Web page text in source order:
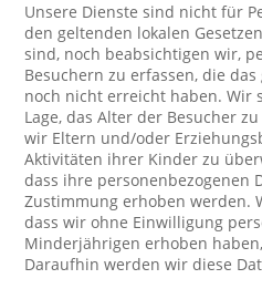
Unsere Dienste sind nicht für
den geltenden lokalen
sind, noch beabsichtigen wir,
Besuchern zu erfassen, die
noch nicht erreicht haben. Wir
Lage, das Alter der Besucher
wir Eltern und/oder
Aktivitäten ihrer Kinder zu
dass ihre personenbezogenen
Zustimmung erhoben werden.
dass wir ohne Einwilligung
Minderjährigen erhoben
Daraufhin werden wir diese